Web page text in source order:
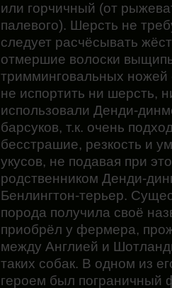
или горчичный (от
палевого). Шерсть не
следует расчёсывать
отмершие волоски
тримминговальных ножей
не испортить ни шерсть,
использовали Денди-
барсуков, т.к. очень
бесстрашие, резкость и
укусов, не подавая при
родственником Денди-
Бенлингтон-терьер.
порода получила своё
приобрёл у фермера,
между Англией и
таких собак. В одном из
героем был